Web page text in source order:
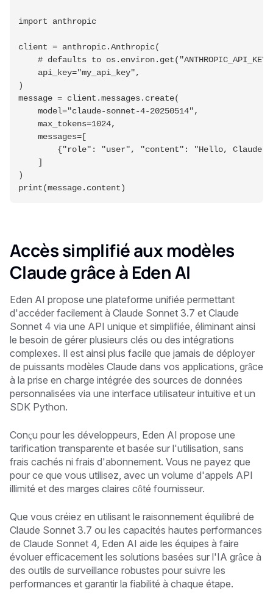
import anthropic
client = anthropic.Anthropic(
# defaults to
    api_key="my_api_key",
)
message = client.messages.create(
    model="claude-sonnet-4-20250514",
    max_tokens=1024,
    messages=[
        {"role": "user", "content": "Hello, Claude"}
    ]
)
print(message.content)
Accès simplifié aux modèles
Claude grâce à Eden AI
Eden AI propose une plateforme unifiée permettant
d'accéder facilement à Claude Sonnet 3.7 et Claude
Sonnet 4 via une API unique et simplifiée, éliminant ainsi
le besoin de gérer plusieurs clés ou des intégrations
complexes. Il est ainsi plus facile que jamais de déployer
de puissants modèles Claude dans vos applications, grâce
à la prise en charge intégrée des sources de données
personnalisées via une interface utilisateur intuitive et un
SDK Python.
Conçu pour les développeurs, Eden AI propose une
tarification transparente et basée sur l'utilisation, sans
frais cachés ni frais d'abonnement. Vous ne payez que
pour ce que vous utilisez, avec un volume d'appels API
illimité et des marges claires côté fournisseur.
Que vous créiez en utilisant le raisonnement équilibré de
Claude Sonnet 3.7 ou les capacités hautes performances
de Claude Sonnet 4, Eden AI aide les équipes à faire
évoluer efficacement les solutions basées sur l'IA grâce à
des outils de surveillance robustes pour suivre les
performances et garantir la fiabilité à chaque étape.